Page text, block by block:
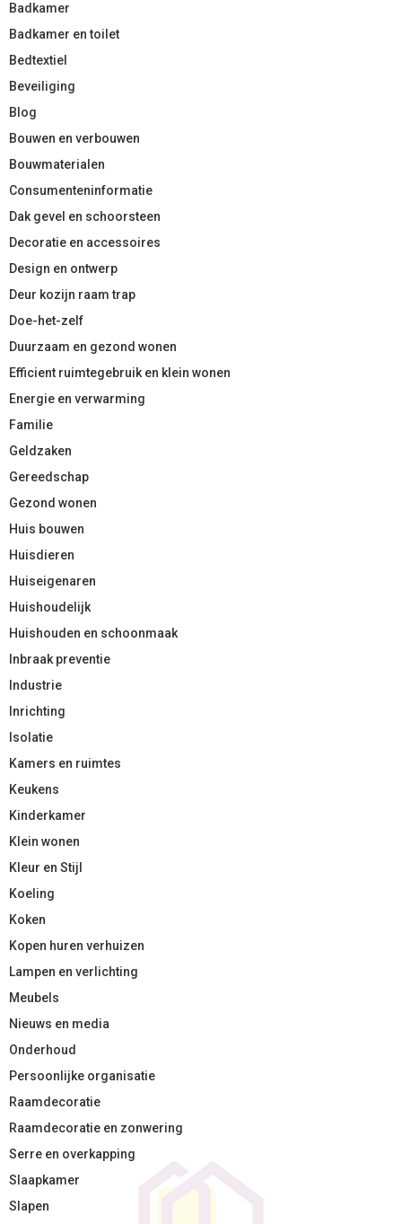
Badkamer
Badkamer en toilet
Bedtextiel
Beveiliging
Blog
Bouwen en verbouwen
Bouwmaterialen
Consumenteninformatie
Dak gevel en schoorsteen
Decoratie en accessoires
Design en ontwerp
Deur kozijn raam trap
Doe-het-zelf
Duurzaam en gezond wonen
Efficient ruimtegebruik en klein wonen
Energie en verwarming
Familie
Geldzaken
Gereedschap
Gezond wonen
Huis bouwen
Huisdieren
Huiseigenaren
Huishoudelijk
Huishouden en schoonmaak
Inbraak preventie
Industrie
Inrichting
Isolatie
Kamers en ruimtes
Keukens
Kinderkamer
Klein wonen
Kleur en Stijl
Koeling
Koken
Kopen huren verhuizen
Lampen en verlichting
Meubels
Nieuws en media
Onderhoud
Persoonlijke organisatie
Raamdecoratie
Raamdecoratie en zonwering
Serre en overkapping
Slaapkamer
Slapen